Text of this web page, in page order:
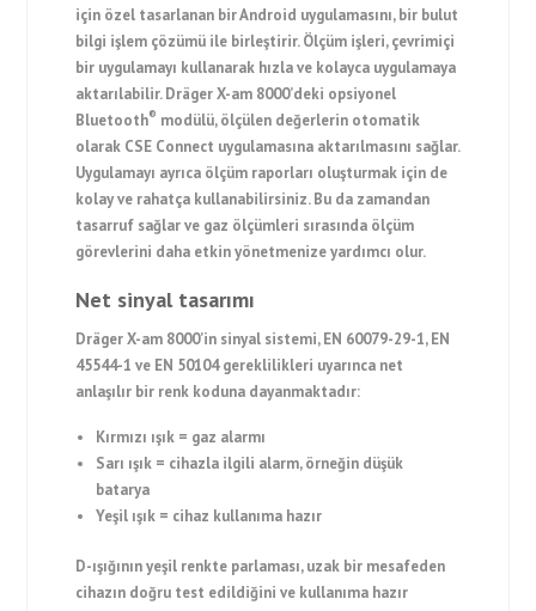
için özel tasarlanan bir Android uygulamasını, bir bulut
bilgi işlem çözümü ile birleştirir. Ölçüm işleri, çevrimiçi
bir uygulamayı kullanarak hızla ve kolayca uygulamaya
aktarılabilir. Dräger X-am 8000’deki opsiyonel
Bluetooth® modülü, ölçülen değerlerin otomatik
olarak CSE Connect uygulamasına aktarılmasını sağlar.
Uygulamayı ayrıca ölçüm raporları oluşturmak için de
kolay ve rahatça kullanabilirsiniz. Bu da zamandan
tasarruf sağlar ve gaz ölçümleri sırasında ölçüm
görevlerini daha etkin yönetmenize yardımcı olur.
Net sinyal tasarımı
Dräger X-am 8000’in sinyal sistemi, EN 60079-29-1, EN
45544-1 ve EN 50104 gereklilikleri uyarınca net
anlaşılır bir renk koduna dayanmaktadır:
Kırmızı ışık = gaz alarmı
Sarı ışık = cihazla ilgili alarm, örneğin düşük
batarya
Yeşil ışık = cihaz kullanıma hazır
D-ışığının yeşil renkte parlaması, uzak bir mesafeden
cihazın doğru test edildiğini ve kullanıma hazır